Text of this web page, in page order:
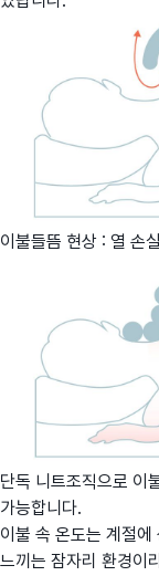
이불들뜸 현상 : 열 손
단독 니트조직으로 이
가능합니다.
이불 속 온도는 계절
느끼는 잠자리 환경이